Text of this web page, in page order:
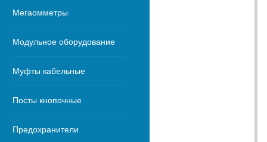
Мегаомметры
Модульное оборудование
Муфты кабельные
Посты кнопочные
Предохранители